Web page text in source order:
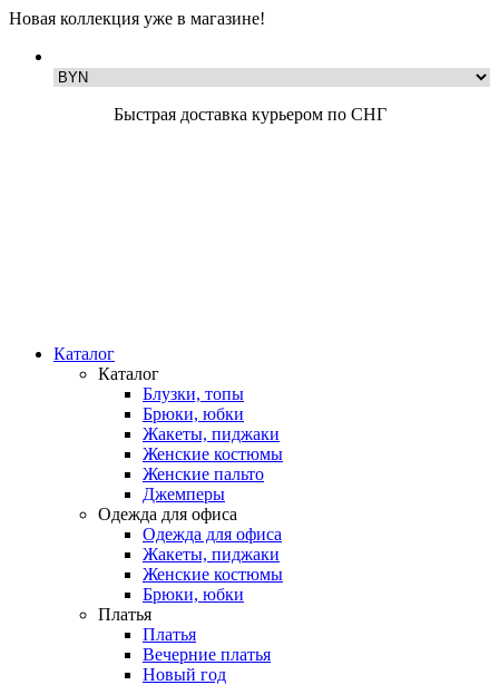
Новая коллекция уже в магазине!
Быстрая доставка курьером по СНГ
Каталог
Каталог
Блузки, топы
Брюки, юбки
Жакеты, пиджаки
Женские костюмы
Женские пальто
Джемперы
Одежда для офиса
Одежда для офиса
Жакеты, пиджаки
Женские костюмы
Брюки, юбки
Платья
Платья
Вечерние платья
Новый год